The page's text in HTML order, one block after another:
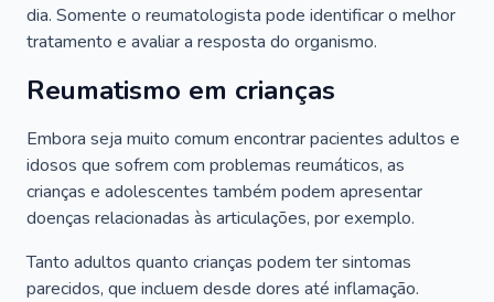
dia. Somente o reumatologista pode identificar o melhor
tratamento e avaliar a resposta do organismo.
Reumatismo em crianças
Embora seja muito comum encontrar pacientes adultos e
idosos que sofrem com problemas reumáticos, as
crianças e adolescentes também podem apresentar
doenças relacionadas às articulações, por exemplo.
Tanto adultos quanto crianças podem ter sintomas
parecidos, que incluem desde dores até inflamação.